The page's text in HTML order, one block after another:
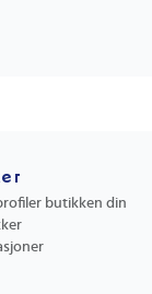
butikken din